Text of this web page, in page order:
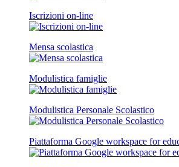
Iscrizioni on-line
Mensa scolastica
Modulistica famiglie
Modulistica Personale Scolastico
Piattaforma Google workspace for